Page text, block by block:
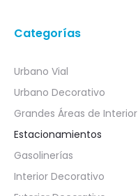
Categorías
Urbano Vial
Urbano Decorativo
Grandes Áreas de Interior
Estacionamientos
Gasolinerías
Interior Decorativo